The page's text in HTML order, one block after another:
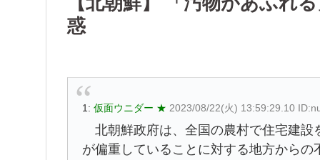
惑
1: 仮面ウニダー ★ 2023/08/22(火) 13:59:29.10
北朝鮮政府は、全国の農村で住宅建設
が偏重していることに対する地方から